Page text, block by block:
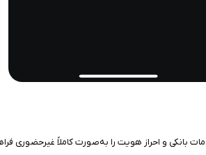
بانکی و احراز هویت را به‌صورت کاملاً